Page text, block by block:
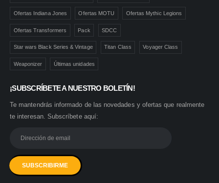
Ofertas Indiana Jones Ofertas MOTU Ofertas Mythic Legions
Ofertas Transformers Pack SDCC
Star wars Black Series & Vintage Titan Class Voyager Class
Weaponizer Últimas unidades
¡SUBSCRÍBETE A NUESTRO BOLETÍN!
Te mantendrás informado de las novedades y ofertas que realmente
te interesan. Subscríbete aquí: